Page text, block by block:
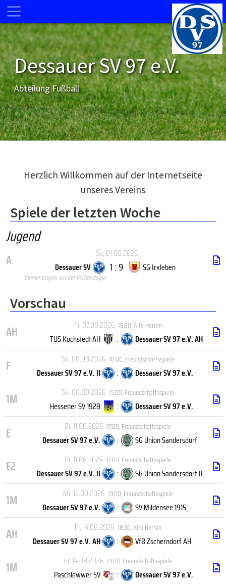
Dessauer SV 97 e.V.
Abteilung Fußball
Herzlich Willkommen auf der Internetseite
unseres Vereins
Spiele der letzten Woche
Jugend
A
Sa, 01.08.2026
Dessauer SV
1 : 9 SG Irxleben
Starker Gegner aus der Verbandsliga
Vorschau
AH Fr, 07.08.2026 18:30,Alte Herren
TUS Kochstedt AH : Dessauer SV 97 e.V. AH
F Sa, 08.08.2026 10:00,Freundschaftsspiele
Dessauer SV 97 e.V. II : Dessauer SV 97 e.V.
1M Sa, 08.08.2026 15:00,Freundschaftsspiele
Hessener SV 1928 : Dessauer SV 97 e.V.
E Di, 11.08.2026 17:00,Freundschaftsspiele
Dessauer SV 97 e.V. : SG Union Sandersdorf
E2 Di, 11.08.2026 17:00,Freundschaftsspiele
Dessauer SV 97 e.V. II : SG Union Sandersdorf II
1M Mi, 12.08.2026 19:00,Freundschaftsspiele
Dessauer SV 97 e.V. : SV Mildensee 1915
AH Fr, 14.08.2026 18:30,Alte Herren
Dessauer SV 97 e.V. AH : VfB Zscherndorf AH
1M Fr, 14.08.2026 19:00,Freundschaftsspiele
Paschlewwer SV : Dessauer SV 97 e.V.